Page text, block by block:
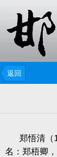
返回
郑悟清（
名：郑梧卿